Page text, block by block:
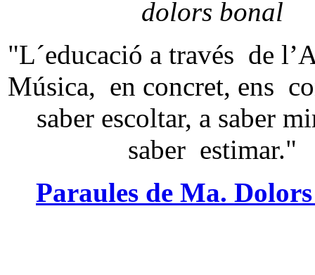
"L´educació a través de
Música, en concret, ens
saber escoltar, a saber
saber estimar."
Paraules de Ma.